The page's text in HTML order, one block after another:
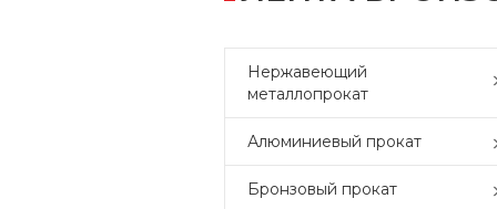
Нержавеющий
металлопрокат
Алюминиевый прокат
Бронзовый прокат